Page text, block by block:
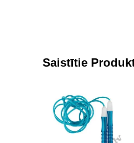
Saistītie